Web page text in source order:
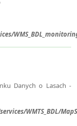
Danych o Lasach -
WMTS_BDL/